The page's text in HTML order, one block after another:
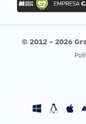
Concurso MPU
Editais publicados
CONCURSOS POR
Concursos Fiscais
© 2012 - 2026